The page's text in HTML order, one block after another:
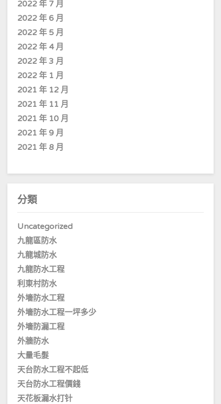
2022 年 7 月
2022 年 6 月
2022 年 5 月
2022 年 4 月
2022 年 3 月
2022 年 1 月
2021 年 12 月
2021 年 11 月
2021 年 10 月
2021 年 9 月
2021 年 8 月
分類
Uncategorized
九龍區防水
九龍城防水
九龍防水工程
利東村防水
外墻防水工程
外墻防水工程一坪多少
外墻防漏工程
外牆防水
大量毛髮
天台防水工程不起低
天台防水工程價錢
天花板漏水打针